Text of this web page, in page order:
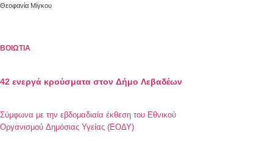
Θεοφανία Μίγκου
ΒΟΙΩΤΙΑ
42 ενεργά κρούσματα στον Δήμο Λεβαδέων
Σύμφωνα με την εβδομαδιαία έκθεση του Εθνικού
Οργανισμού Δημόσιας Υγείας (ΕΟΔΥ)